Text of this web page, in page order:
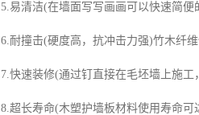
5.易清洁(在墙面写写画画可以快速简便
6.耐撞击(硬度高，抗冲击力强)竹木纤
7.快速装修(通过钉直接在毛坯墙上施工
8.超长寿命(木塑护墙板材料使用寿命可